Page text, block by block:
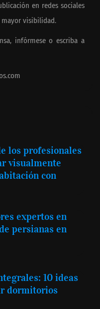
en redes sociales
visibilidad.
infórmese o escriba a
los profesionales
visualmente
con
expertos en
persianas en
10 ideas
dormitorios